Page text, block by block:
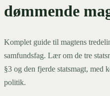
dømmende
Komplet guide til magtens
samfundsfag. Lær om de tre
§3 og den fjerde statsmagt, med
politik.